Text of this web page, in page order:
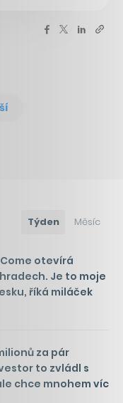
Týden Měsíc
otevírá
Je to moje
říká miláček
za pár
to zvládl s
chce mnohem víc